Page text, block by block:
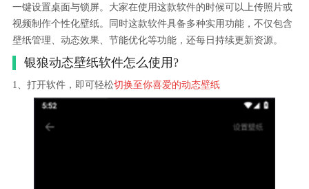
一键设置桌面与锁屏。大家在使用这款软件的时候可以上传照片或
视频制作个性化壁纸。同时这款软件具备多种实用功能，不仅包含
壁纸管理、动态效果、节能优化等功能，还每日持续更新资源。
银狼动态壁纸软件怎么使用?
1、打开软件，即可轻松切换至你喜爱的动态壁纸